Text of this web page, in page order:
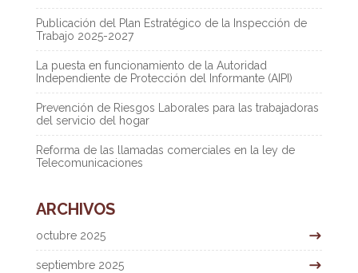
Publicación del Plan Estratégico de la Inspección de
Trabajo 2025-2027
La puesta en funcionamiento de la Autoridad
Independiente de Protección del Informante (AIPI)
Prevención de Riesgos Laborales para las trabajadoras
del servicio del hogar
Reforma de las llamadas comerciales en la ley de
Telecomunicaciones
ARCHIVOS
octubre 2025
septiembre 2025